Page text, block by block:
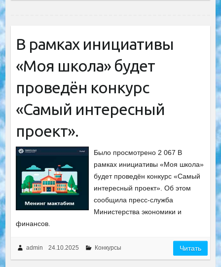
В рамках инициативы
«Моя школа» будет
проведён конкурс
«Самый интересный
проект».
Было просмотрено 2 067 В
рамках инициативы «Моя школа»
будет проведён конкурс «Самый
интересный проект». Об этом
сообщила пресс-служба
Министерства экономики и
финансов.
admin 24.10.2025 Конкурсы Читать